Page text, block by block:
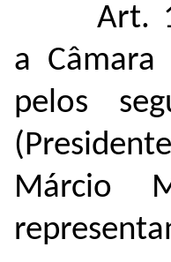
Art.
a
pelos
Márcio